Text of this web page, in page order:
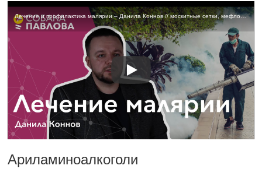
Лечение и профилактика малярии – Данила Коннов // москитные сетки, мефлохин, аэропортная малярия
Ариламиноалкоголи